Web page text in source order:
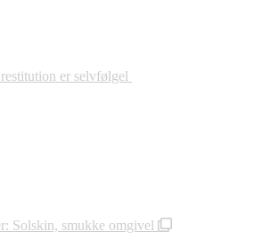
er selvfølgel
Solskin, smukke omgivel